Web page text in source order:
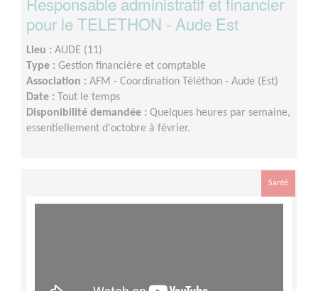
pour le TELETHON - Aude Est
Lieu : AUDE (11)
Type : Gestion financière et comptable
Association : AFM - Coordination Téléthon - Aude (Est)
Date :
Tout le temps
Disponibilité demandée : Quelques heures par semaine,
essentiellement d'octobre à février.
Santé